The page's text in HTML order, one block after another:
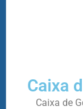
Caixa
Caixa de